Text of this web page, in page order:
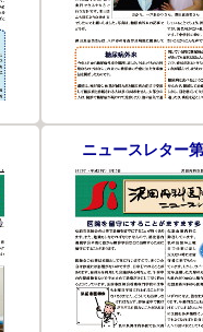
ニュースレター